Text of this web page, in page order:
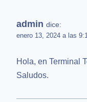
admin dice:
enero 13, 2024 a las
Hola, en Terminal
Saludos.